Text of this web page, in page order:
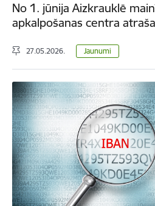
No 1. jūnija Aizkrauklē
apkalpošanas centra
27.05.2026. Jaunumi